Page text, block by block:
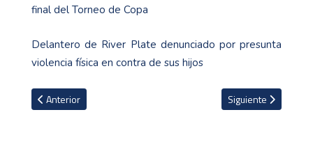
final del Torneo de Copa
Delantero de River Plate denunciado por presunta
violencia física en contra de sus hijos
Artículo anterior: La Selección Nacional ya se instaló en Surinam
Anterior Artículo siguiente:
Siguiente